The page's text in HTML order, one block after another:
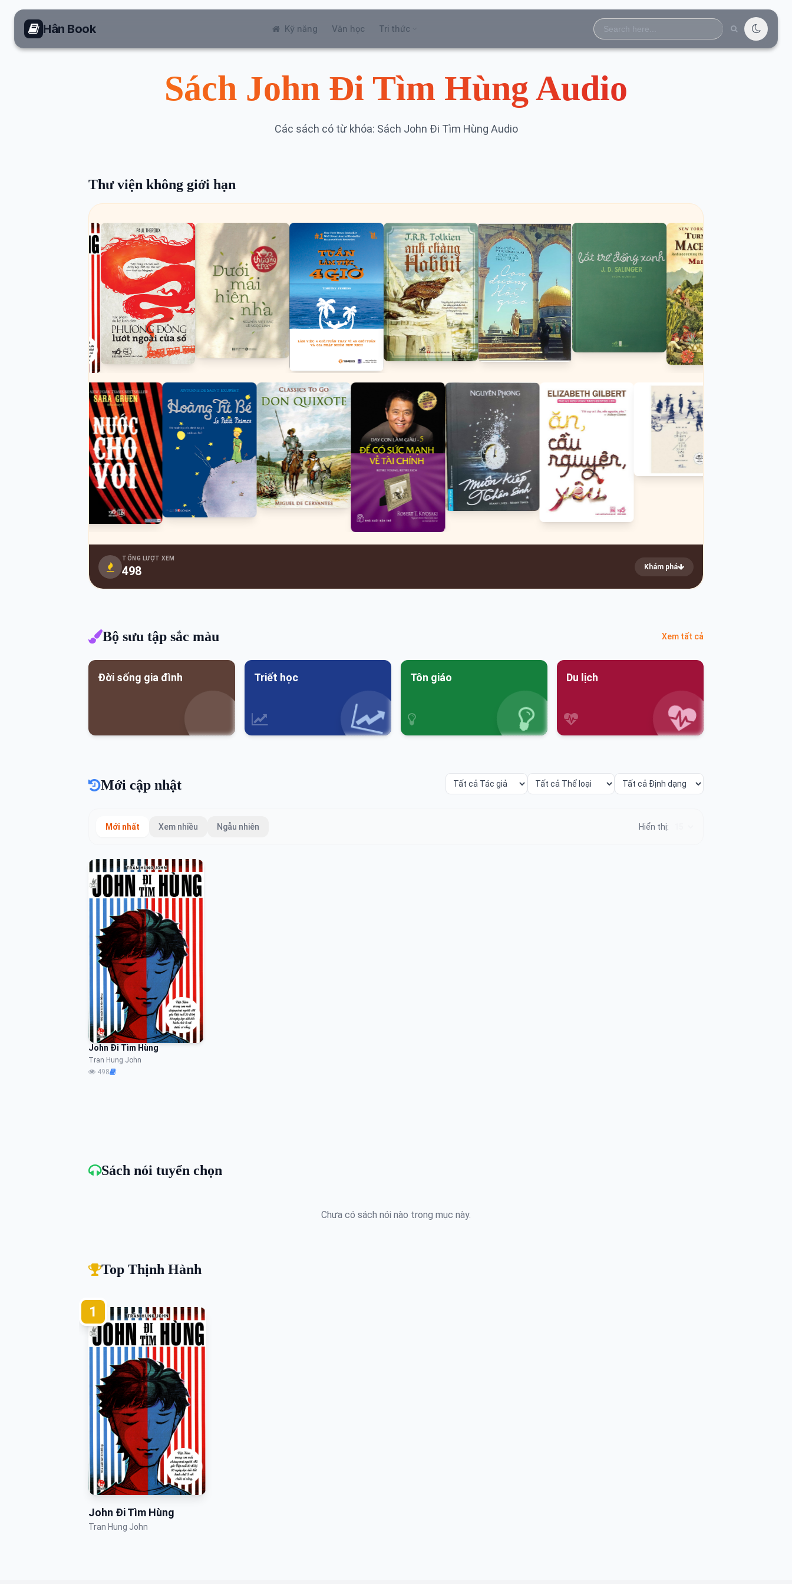
Hân Book Kỹ năng Văn học Tri thức
Search
for:
Sách John Đi Tìm Hùng Audio
Các sách có từ khóa: Sách John Đi Tìm Hùng Audio
Thư viện không giới hạn
TỔNG LƯỢT XEM
498 Khám phá
Bộ sưu tập sắc màu Xem tất cả
Đời sống gia đình Triết học Tôn giáo Du lịch
Mới cập nhật
Mới nhất Xem nhiều Ngẫu nhiên Hiển thị:
John Đi Tìm Hùng
Tran Hung John
498
Sách nói tuyển chọn
Chưa có sách nói nào trong mục này.
Top Thịnh Hành
1
John Đi Tìm Hùng
Tran Hung John